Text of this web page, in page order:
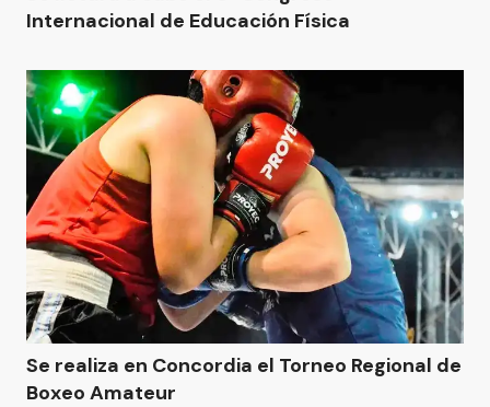
Internacional de Educación Física
Se realiza en Concordia el Torneo Regional de
Boxeo Amateur